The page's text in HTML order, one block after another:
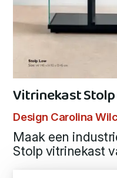
Vitrinekast
Design Carolina
Maak een
Stolp vitrinekast